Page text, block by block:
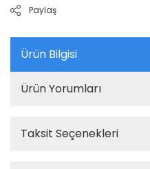
Paylaş
Ürün Bilgisi
Ürün Yorumları
Taksit Seçenekleri